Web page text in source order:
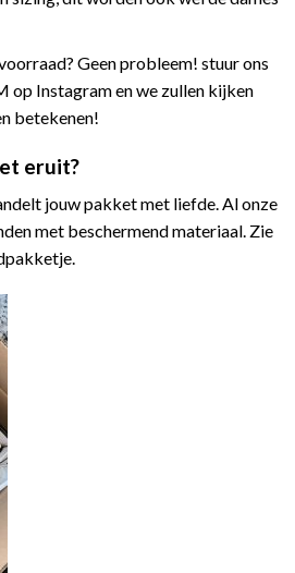
Geen probleem! stuur ons
op Instagram en we zullen kijken
betekenen!
eruit?
jouw pakket met liefde. Al onze
met beschermend materiaal. Zie